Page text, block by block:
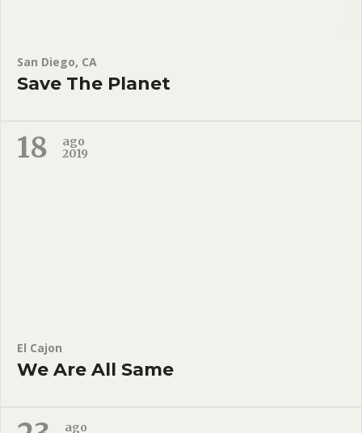
San Diego, CA
Save The Planet
18
ago
2019
El Cajon
We Are All Same
ago